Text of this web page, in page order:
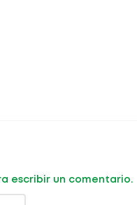
escribir un comentario.